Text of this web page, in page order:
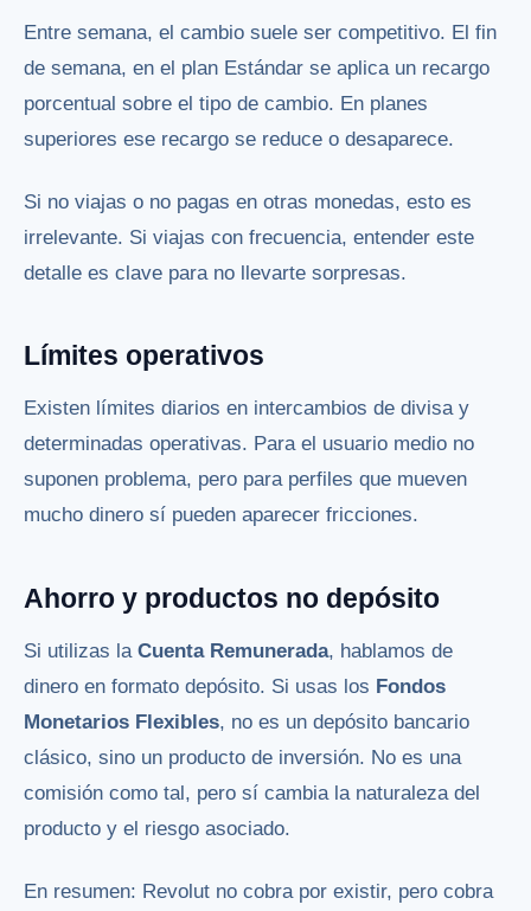
Entre semana, el cambio suele ser competitivo. El fin
de semana, en el plan Estándar se aplica un recargo
porcentual sobre el tipo de cambio. En planes
superiores ese recargo se reduce o desaparece.
Si no viajas o no pagas en otras monedas, esto es
irrelevante. Si viajas con frecuencia, entender este
detalle es clave para no llevarte sorpresas.
Límites operativos
Existen límites diarios en intercambios de divisa y
determinadas operativas. Para el usuario medio no
suponen problema, pero para perfiles que mueven
mucho dinero sí pueden aparecer fricciones.
Ahorro y productos no depósito
Si utilizas la Cuenta Remunerada, hablamos de
dinero en formato depósito. Si usas los Fondos
Monetarios Flexibles, no es un depósito bancario
clásico, sino un producto de inversión. No es una
comisión como tal, pero sí cambia la naturaleza del
producto y el riesgo asociado.
En resumen: Revolut no cobra por existir, pero cobra